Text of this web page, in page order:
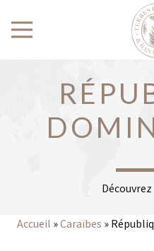
Accueil »Caraïbes »